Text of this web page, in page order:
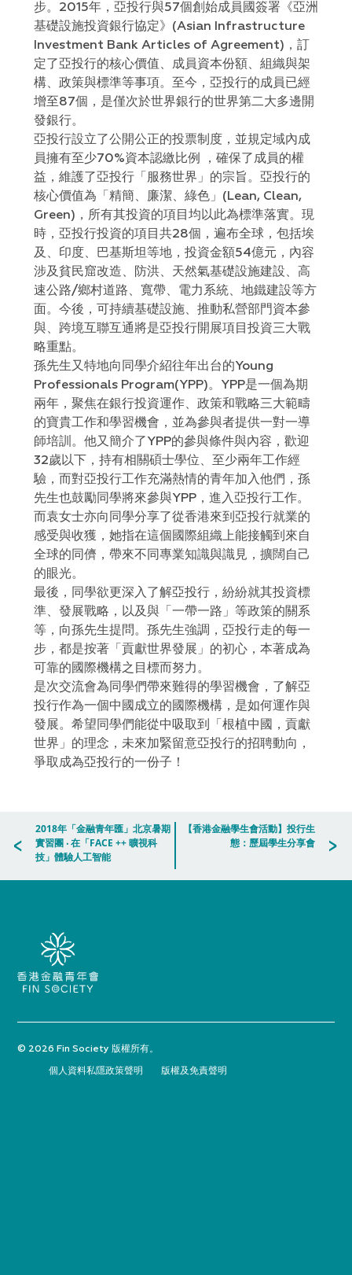
步。2015年，亞投行與57個創始成員國簽署《亞洲
基礎設施投資銀行協定》(Asian Infrastructure
Investment Bank Articles of Agreement)，訂
定了亞投行的核心價值、成員資本份額、組織與架
構、政策與標準等事項。至今，亞投行的成員已經
增至87個，是僅次於世界銀行的世界第二大多邊開
發銀行。
亞投行設立了公開公正的投票制度，並規定域內成
員擁有至少70%資本認繳比例 ，確保了成員的權
益，維護了亞投行「服務世界」的宗旨。亞投行的
核心價值為「精簡、廉潔、綠色」(Lean, Clean,
Green)，所有其投資的項目均以此為標準落實。現
時，亞投行投資的項目共28個，遍布全球，包括埃
及、印度、巴基斯坦等地，投資金額54億元，內容
涉及貧民窟改造、防洪、天然氣基礎設施建設、高
速公路/鄉村道路、寬帶、電力系統、地鐵建設等方
面。今後，可持續基礎設施、推動私營部門資本參
與、跨境互聯互通將是亞投行開展項目投資三大戰
略重點。
孫先生又特地向同學介紹往年出台的Young
Professionals Program(YPP)。YPP是一個為期
兩年，聚焦在銀行投資運作、政策和戰略三大範疇
的寶貴工作和學習機會，並為參與者提供一對一導
師培訓。他又簡介了YPP的參與條件與內容，歡迎
32歲以下，持有相關碩士學位、至少兩年工作經
驗，而對亞投行工作充滿熱情的青年加入他們，孫
先生也鼓勵同學將來參與YPP，進入亞投行工作。
而袁女士亦向同學分享了從香港來到亞投行就業的
感受與收獲，她指在這個國際組織上能接觸到來自
全球的同儕，帶來不同專業知識與識見，擴闊自己
的眼光。
最後，同學欲更深入了解亞投行，紛紛就其投資標
準、發展戰略，以及與「一帶一路」等政策的關系
等，向孫先生提問。孫先生強調，亞投行走的每一
步，都是按著「貢獻世界發展」的初心，本著成為
可靠的國際機構之目標而努力。
是次交流會為同學們帶來難得的學習機會，了解亞
投行作為一個中國成立的國際機構，是如何運作與
發展。希望同學們能從中吸取到「根植中國，貢獻
世界」的理念，未來加緊留意亞投行的招聘動向，
爭取成為亞投行的一份子！
2018年「金融青年匯」北京暑期
實習團 ‧ 在「FACE ++ 曠視科
技」體驗人工智能
【香港金融學生會活動】投行生
態：歷屆學生分享會
© 2026 Fin Society 版權所有。
個人資料私隱政策聲明 版權及免責聲明